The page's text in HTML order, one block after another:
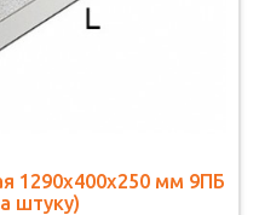
1290х400х250 мм 9ПБ
штуку)